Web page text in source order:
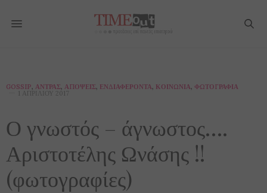
GOSSIP, ΆΝΤΡΑΣ, ΑΠΌΨΕΙΣ, ΕΝΔΙΑΦΈΡΟΝΤΑ, ΚΟΙΝΩΝΊΑ, ΦΩΤΟΓΡΑΦΊΑ
1 ΑΠΡΙΛΊΟΥ 2017
Ο γνωστός – άγνωστος….
Αριστοτέλης Ωνάσης !!
(φωτογραφίες)